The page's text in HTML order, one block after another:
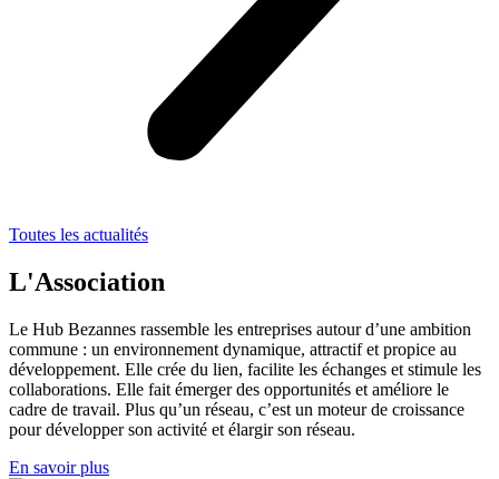
Toutes les actualités
L'Association
Le Hub Bezannes rassemble les entreprises autour d’une ambition
commune : un environnement dynamique, attractif et propice au
développement. Elle crée du lien, facilite les échanges et stimule les
collaborations. Elle fait émerger des opportunités et améliore le
cadre de travail. Plus qu’un réseau, c’est un moteur de croissance
pour développer son activité et élargir son réseau.
En savoir plus